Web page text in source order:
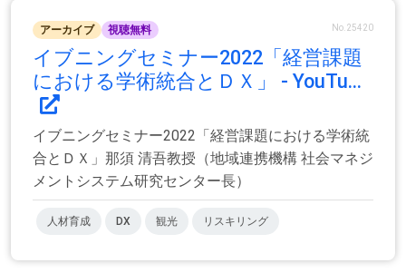
アーカイブ 視聴無料 No.25420
イブニングセミナー2022「経営課題
における学術統合とＤＸ」 - YouTu...
イブニングセミナー2022「経営課題における学術統
合とＤＸ」那須 清吾教授（地域連携機構 社会マネジ
メントシステム研究センター長）
人材育成 DX 観光 リスキリング